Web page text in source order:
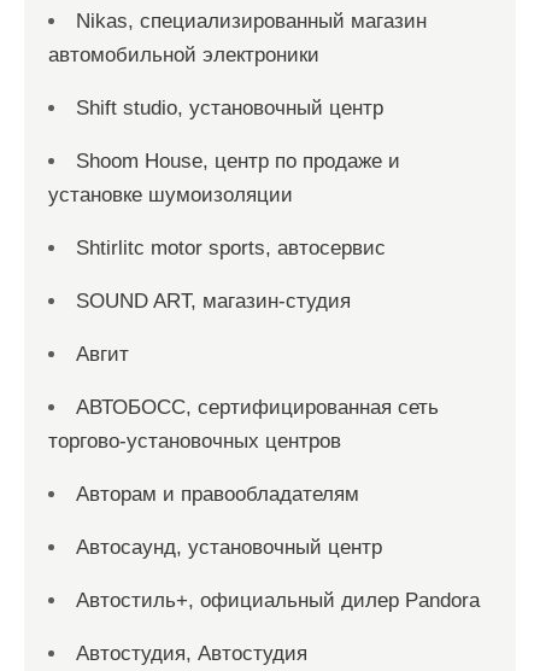
Nikas, специализированный магазин
автомобильной электроники
Shift studio, установочный центр
Shoom House, центр по продаже и
установке шумоизоляции
Shtirlitc motor sports, автосервис
SOUND ART, магазин-студия
Авгит
АВТОБОСС, сертифицированная сеть
торгово-установочных центров
Авторам и правообладателям
Автосаунд, установочный центр
Автостиль+, официальный дилер Pandora
Автостудия, Автостудия